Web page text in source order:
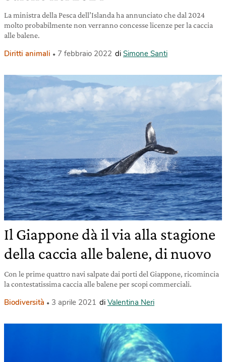
La ministra della Pesca dell’Islanda ha annunciato che dal 2024
molto probabilmente non verranno concesse licenze per la caccia
alle balene.
Diritti animali 7 febbraio 2022 di Simone Santi
Il Giappone dà il via alla stagione
della caccia alle balene, di nuovo
Con le prime quattro navi salpate dai porti del Giappone, ricomincia
la contestatissima caccia alle balene per scopi commerciali.
Biodiversità 3 aprile 2021 di Valentina Neri